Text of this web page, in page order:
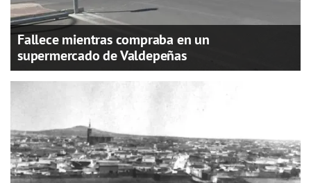
Fallece mientras compraba en un
supermercado de Valdepeñas